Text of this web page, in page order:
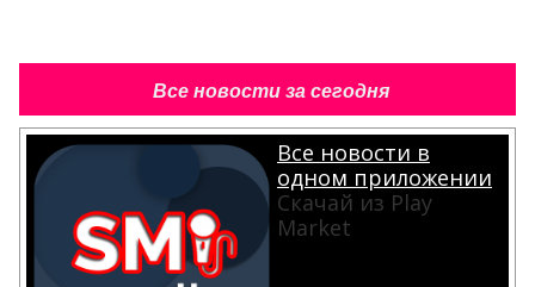
Все новости за сегодня
Все новости в
одном приложении
Скачай из Play
Market